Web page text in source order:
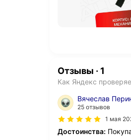
Отзывы · 1
Как Яндекс
Вячеслав
25 отзывов
1 мая
Достоинства: